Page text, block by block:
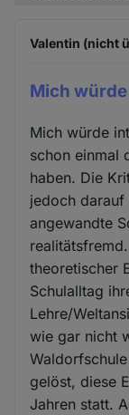
Valentin (nicht
Mich
Mich würde
schon einmal
haben. Die
jedoch darauf
angewandte
theoretischer
Schulalltag
Lehre/
wie gar nicht
gelöst, diese
Jahren statt.